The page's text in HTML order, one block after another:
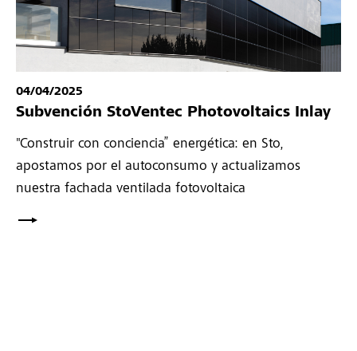
04/04/2025
Subvención StoVentec Photovoltaics Inlay
"Construir con conciencia” energética: en Sto,
apostamos por el autoconsumo y actualizamos
nuestra fachada ventilada fotovoltaica